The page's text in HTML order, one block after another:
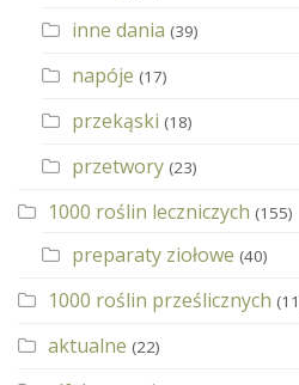
inne dania (39)
napóje (17)
przekąski (18)
przetwory (23)
1000 roślin leczniczych (155)
preparaty ziołowe (40)
1000 roślin prześlicznych
aktualne (22)